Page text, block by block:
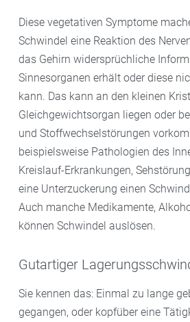
Diese vegetativen Symptome
Schwindel eine Reaktion des
das Gehirn widersprüchliche
Sinnesorganen erhält oder diese
kann. Das kann an den kleinen
Gleichgewichtsorgan liegen oder
und Stoffwechselstörungen
beispielsweise Pathologien des
Kreislauf-Erkrankungen,
eine Unterzuckerung einen
Auch manche Medikamente,
können Schwindel auslösen.
Gutartiger
Sie kennen das: Einmal zu lange
gegangen, oder kopfüber eine